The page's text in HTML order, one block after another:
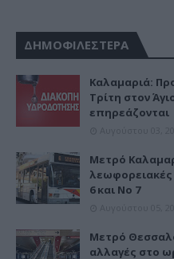
ΔΗΜΟΦΙΛΕΣΤΕΡΑ
Καλαμαριά:
Τρίτη στον
επηρεάζονται
Μετρό
λεωφορειακές
6 και Νο 7
Μετρό
αλλαγές στο